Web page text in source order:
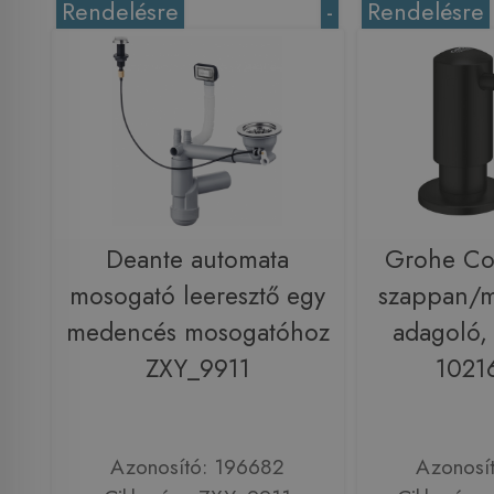
-
Rendelésre
Deante automata
mosogató leeresztő egy
medencés mosogatóhoz
ZXY_9911
Azonosító: 196682
Rendelésre
Grohe
szappan/